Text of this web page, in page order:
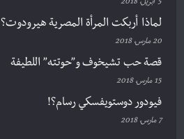
5 أبريل، 2018
لماذا أربكت المرأة المصرية هيرودوت؟
20 مارس، 2018
قصة حب تشيخوف و”حوتته” اللطيفة
15 مارس، 2018
فيودور دوستويفسكي رسام؟!
7 مارس، 2018